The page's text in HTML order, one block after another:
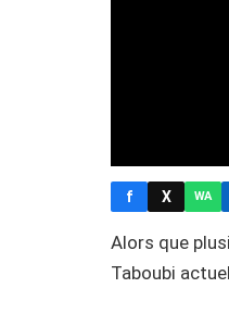
f X WA
Alors que
Taboubi